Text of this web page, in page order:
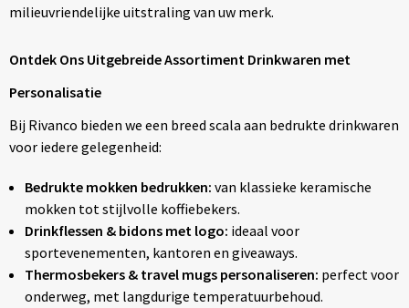
milieuvriendelijke uitstraling van uw merk.
Ontdek Ons Uitgebreide Assortiment Drinkwaren met
Personalisatie
Bij Rivanco bieden we een breed scala aan bedrukte drinkwaren
voor iedere gelegenheid:
Bedrukte mokken bedrukken: van klassieke keramische
mokken tot stijlvolle koffiebekers.
Drinkflessen & bidons met logo: ideaal voor
sportevenementen, kantoren en giveaways.
Thermosbekers & travel mugs personaliseren: perfect voor
onderweg, met langdurige temperatuurbehoud.